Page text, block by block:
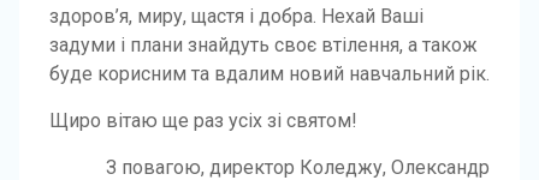
здоров’я, миру, щастя і добра. Нехай Ваші
задуми і плани знайдуть своє втілення, а також
буде корисним та вдалим новий навчальний рік.
Щиро вітаю ще раз усіх зі святом!
З повагою, директор Коледжу, Олександр